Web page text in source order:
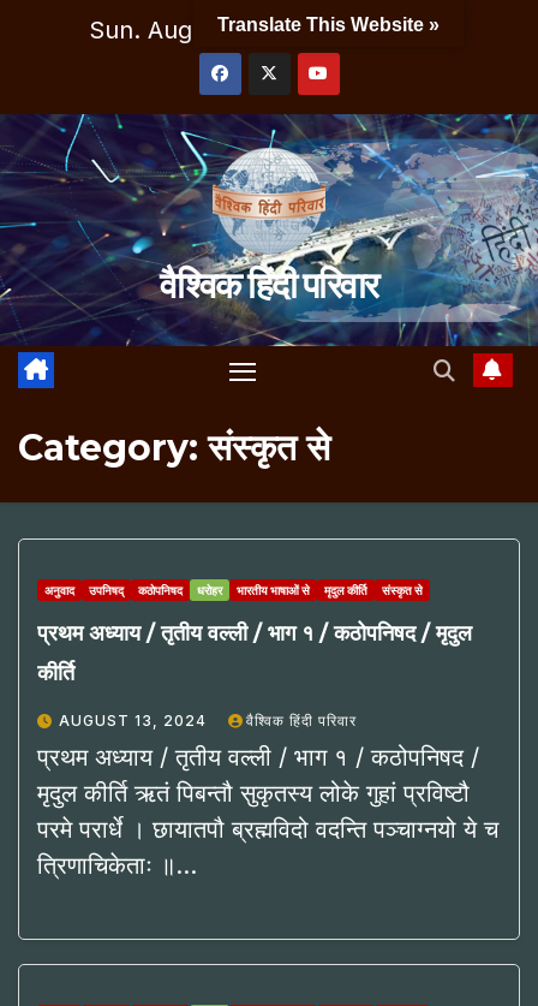
Sun. Aug 9th, 2026 12:22:15 PM
वैश्विक हिंदी परिवार
Category:संस्कृत से
अनुवाद उपनिषद् कठोपनिषद धरोहर भारतीय भाषाओं से मृदुल कीर्ति संस्कृत से
प्रथम अध्याय / तृतीय वल्ली / भाग १ / कठोपनिषद / मृदुल
कीर्ति
AUGUST 13, 2024 वैश्विक हिंदी परिवार
प्रथम अध्याय / तृतीय वल्ली / भाग १ / कठोपनिषद /
मृदुल कीर्ति ऋतं पिबन्तौ सुकृतस्य लोके गुहां प्रविष्टौ
परमे परार्धे । छायातपौ ब्रह्मविदो वदन्ति पञ्चाग्नयो ये च
त्रिणाचिकेताः ॥…
Translate This Website »